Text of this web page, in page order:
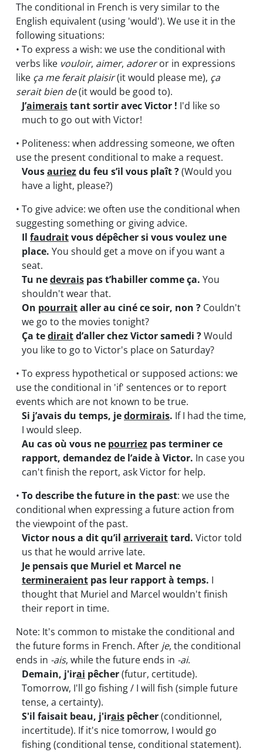
The conditional in French is very similar to the
English equivalent (using 'would'). We use it in the
following situations:
• To express a wish: we use the conditional with
verbs like vouloir, aimer, adoreror in expressions
like ça me ferait plaisir(it would please me), ça
serait bien de(it would be good to).
J’aimeraistant sortir avec Victor ! I'd like so
much to go out with Victor!
• Politeness: when addressing someone, we often
use the present conditional to make a request.
Vousauriezdu feu s’il vous plaît ?(Would you
have a light, please?)
• To give advice: we often use the conditional when
suggesting something or giving advice.
Il faudraitvous dépêcher si vous voulez une
place. You should get a move on if you want a
seat.
Tu nedevrais pas t’habiller comme ça. You
shouldn't wear that.
On pourraitaller au ciné ce soir, non ? Couldn't
we go to the movies tonight?
Ça tediraitd’aller chez Victor samedi ?Would
you like to go to Victor's place on Saturday?
• To express hypothetical or supposed actions: we
use the conditional in 'if' sentences or to report
events which are not known to be true.
Si j’avais du temps, jedormirais. If I had the time,
I would sleep.
Au cas où vous ne pourriez pas terminer ce
rapport, demandez de l’aide à Victor. In case you
can't finish the report, ask Victor for help.
• To describe the future in the past: we use the
conditional when expressing a future action from
the viewpoint of the past.
Victor nous a dit qu’il arriveraittard. Victor told
us that he would arrive late.
Je pensais que Muriel et Marcel ne
termineraient pas leur rapport à temps. I
thought that Muriel and Marcel wouldn't finish
their report in time.
Note: It's common to mistake the conditional and
the future forms in French. After je, the conditional
ends in -ais, while the future ends in -ai.
Demain, j'irai pêcher(futur, certitude).
Tomorrow, I'll go fishing / I will fish (simple future
tense, a certainty).
S'il faisait beau, j'irais pêcher(conditionnel,
incertitude). If it's nice tomorrow, I would go
fishing (conditional tense, conditional statement).